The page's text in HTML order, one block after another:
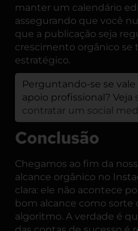
manter um calendário
assegurando que você
que a publicação seja
crescimento orgânico se
estratégico.
Perguntando-se se
apoio profissional? Veja
contratar um social
Conclusão
Chegamos ao fim da
alcance orgânico no
clara: ele não acontece
bom alcance como sorte
algoritmo. A verdade é